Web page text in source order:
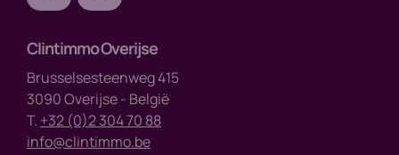
Clintimmo Overijse
Brusselsesteenweg 415
3090 Overijse - België
T. +32 (0)2 304 70 88
info@clintimmo.be